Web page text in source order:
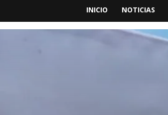
INICIO NOTICIAS